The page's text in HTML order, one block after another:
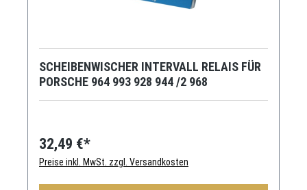
SCHEIBENWISCHER INTERVALL RELAIS FÜR
PORSCHE 964 993 928 944 /2 968
32,49 €*
Preise inkl. MwSt. zzgl. Versandkosten